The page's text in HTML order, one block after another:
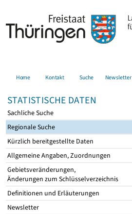
Home Kontakt Suche Newsletter
STATISTISCHE DATEN
Sachliche Suche
Regionale Suche
Kürzlich bereitgestellte Daten
Allgemeine Angaben, Zuordnungen
Gebietsveränderungen,
Änderungen zum Schlüsselverzeichnis
Definitionen und Erläuterungen
Newsletter